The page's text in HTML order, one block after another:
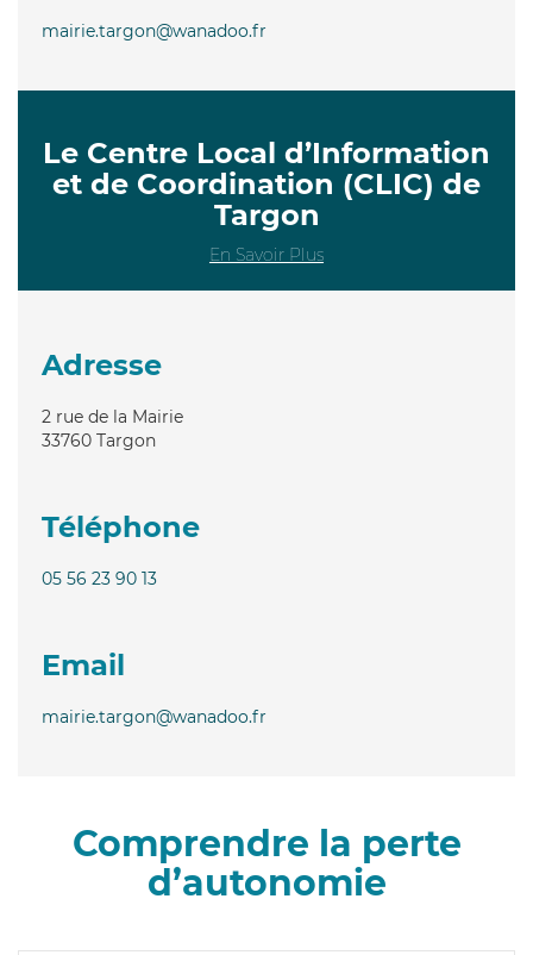
mairie.targon@wanadoo.fr
Le Centre Local d’Information
et de Coordination (CLIC) de
Targon
En Savoir Plus
Adresse
2 rue de la Mairie
33760 Targon
Téléphone
05 56 23 90 13
Email
mairie.targon@wanadoo.fr
Comprendre la perte
d’autonomie